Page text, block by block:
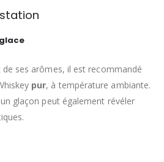
ses arômes, il est recommandé
pur, à température ambiante.
glaçon peut également révéler